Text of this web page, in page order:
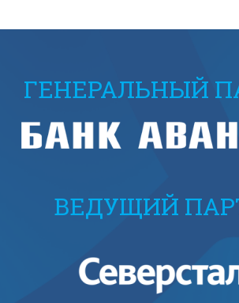
ГЕНЕРАЛЬНЫЙ
ВЕДУЩИЙ